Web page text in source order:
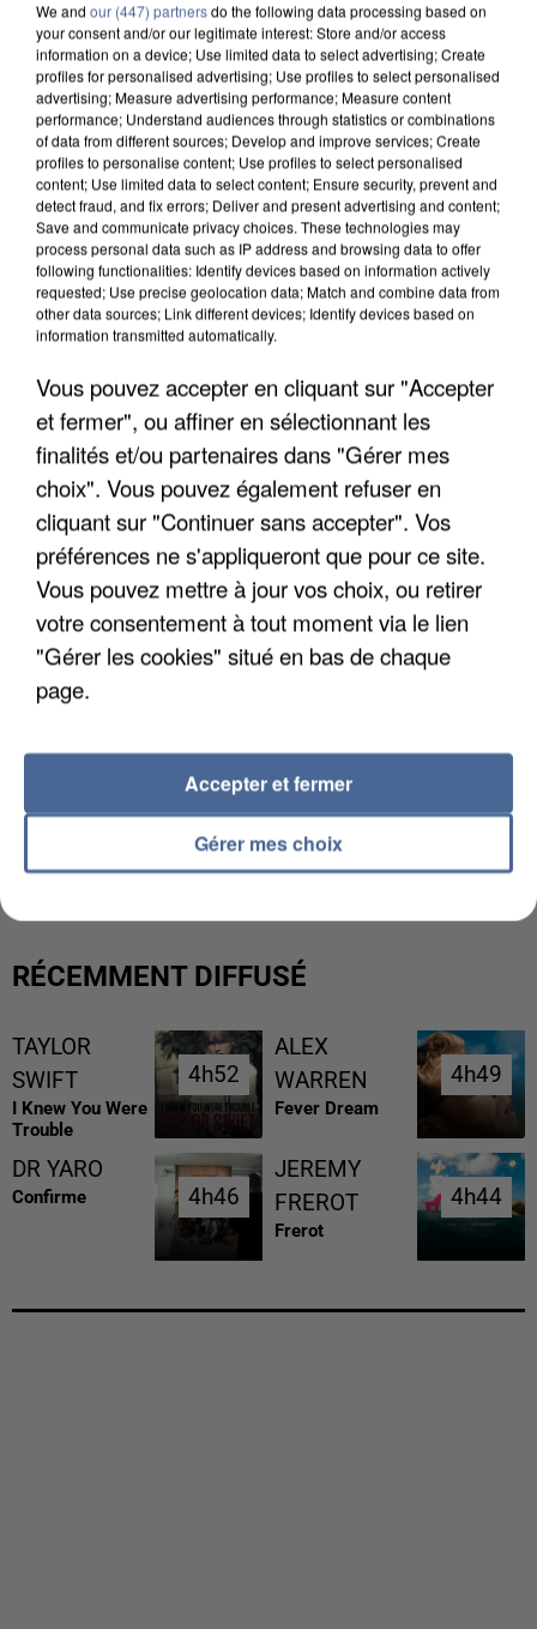
DE FAUNE SAUVAGE SONT...
L’UN DES FONDATEURS SUPPOSÉS DE LA DZ
MAFIA INTERPELLÉ EN ALGÉRIE
RÉCEMMENT DIFFUSÉ
TAYLOR
SWIFT
I Knew You Were
Trouble
4h52
4h52
ALEX
WARREN
Fever Dream
4h49
4h49
DR YARO
Confirme 4h46
4h46
JEREMY
FREROT
Frerot
4h44
4h44
We and our (447) partnersdo the following data processing based on
your consent and/or our legitimate interest: Store and/or access
information on a device; Use limited data to select advertising; Create
profiles for personalised advertising; Use profiles to select personalised
advertising; Measure advertising performance; Measure content
performance; Understand audiences through statistics or combinations
of data from different sources; Develop and improve services; Create
profiles to personalise content; Use profiles to select personalised
content; Use limited data to select content; Ensure security, prevent and
detect fraud, and fix errors; Deliver and present advertising and content;
Save and communicate privacy choices. These technologies may
process personal data such as IP address and browsing data to offer
following functionalities: Identify devices based on information actively
requested; Use precise geolocation data; Match and combine data from
other data sources; Link different devices; Identify devices based on
information transmitted automatically.
Vous pouvez accepter en cliquant sur "Accepter
et fermer", ou affiner en sélectionnant les
finalités et/ou partenaires dans "Gérer mes
choix". Vous pouvez également refuser en
cliquant sur "Continuer sans accepter". Vos
préférences ne s'appliqueront que pour ce site.
Vous pouvez mettre à jour vos choix, ou retirer
votre consentement à tout moment via le lien
"Gérer les cookies" situé en bas de chaque
page.
Gérer mes choix
Accepter et fermer